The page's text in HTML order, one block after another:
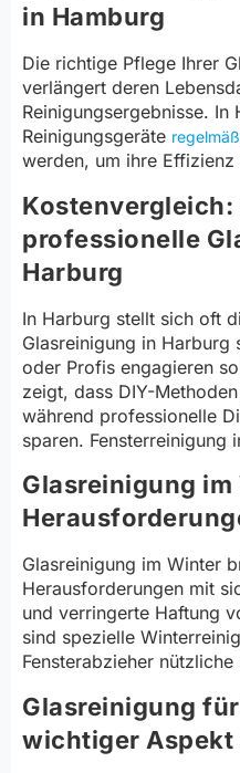
in Hamburg
Die richtige Pflege Ihrer
verlängert deren
Reinigungsergebnisse. In
Reinigungsgeräte
werden, um ihre
Kostenvergleich:
professionelle
Harburg
In Harburg stellt sich oft
Glasreinigung in Harburg
oder Profis engagieren
zeigt, dass DIY-
während professionelle
sparen. Fensterreinigung
Glasreinigung
Glasreinigung im Winter
Herausforderungen mit
und verringerte Haftung
sind spezielle
Fensterabzieher
Glasreinigung
wichtiger